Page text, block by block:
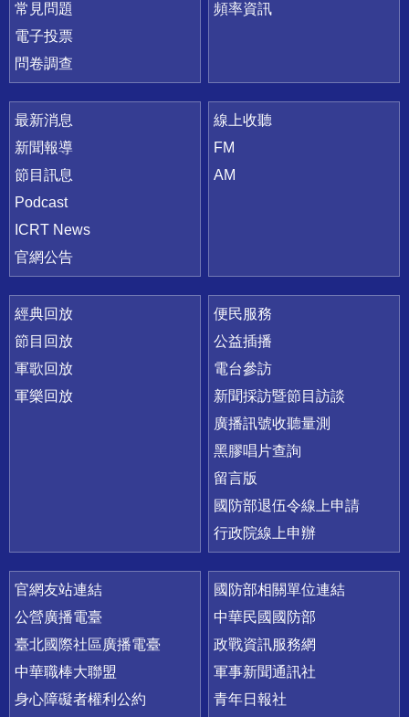
常見問題
電子投票
問卷調查
頻率資訊
最新消息
新聞報導
節目訊息
Podcast
ICRT News
官網公告
線上收聽
FM
AM
經典回放
節目回放
軍歌回放
軍樂回放
便民服務
公益插播
電台參訪
新聞採訪暨節目訪談
廣播訊號收聽量測
黑膠唱片查詢
留言版
國防部退伍令線上申請
行政院線上申辦
官網友站連結
公營廣播電臺
臺北國際社區廣播電臺
中華職棒大聯盟
身心障礙者權利公約
國防部相關單位連結
中華民國國防部
政戰資訊服務網
軍事新聞通訊社
青年日報社